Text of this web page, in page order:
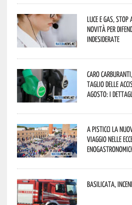
Luce e gas,
novità per
indesiderate
Caro
taglio delle
agosto: i
A Pisticci la
viaggio nelle
Basilicata,